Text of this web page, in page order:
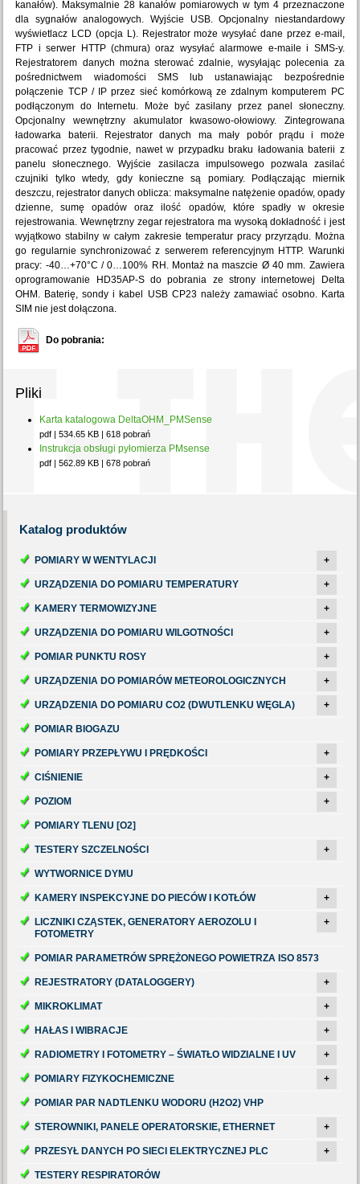
kanałów). Maksymalnie 28 kanałów pomiarowych w tym 4 przeznaczone
dla sygnałów analogowych. Wyjście USB. Opcjonalny niestandardowy
wyświetlacz LCD (opcja L). Rejestrator może wysyłać dane przez e-mail,
FTP i serwer HTTP (chmura) oraz wysyłać alarmowe e-maile i SMS-y.
Rejestratorem danych można sterować zdalnie, wysyłając polecenia za
pośrednictwem wiadomości SMS lub ustanawiając bezpośrednie
połączenie TCP / IP przez sieć komórkową ze zdalnym komputerem PC
podłączonym do Internetu. Może być zasilany przez panel słoneczny.
Opcjonalny wewnętrzny akumulator kwasowo-ołowiowy. Zintegrowana
ładowarka baterii. Rejestrator danych ma mały pobór prądu i może
pracować przez tygodnie, nawet w przypadku braku ładowania baterii z
panelu słonecznego. Wyjście zasilacza impulsowego pozwala zasilać
czujniki tylko wtedy, gdy konieczne są pomiary. Podłączając miernik
deszczu, rejestrator danych oblicza: maksymalne natężenie opadów, opady
dzienne, sumę opadów oraz ilość opadów, które spadły w okresie
rejestrowania. Wewnętrzny zegar rejestratora ma wysoką dokładność i jest
wyjątkowo stabilny w całym zakresie temperatur pracy przyrządu. Można
go regularnie synchronizować z serwerem referencyjnym HTTP. Warunki
pracy: -40…+70°C / 0…100% RH. Montaż na maszcie Ø 40 mm. Zawiera
oprogramowanie HD35AP-S do pobrania ze strony internetowej Delta
OHM. Baterię, sondy i kabel USB CP23 należy zamawiać osobno. Karta
SIM nie jest dołączona.
Do pobrania:
Pliki
Karta katalogowa DeltaOHM_PMSense
pdf | 534.65 KB | 618 pobrań
Instrukcja obsługi pyłomierza PMsense
pdf | 562.89 KB | 678 pobrań
Katalog produktów
POMIARY W WENTYLACJI +
URZĄDZENIA DO POMIARU TEMPERATURY +
KAMERY TERMOWIZYJNE +
URZĄDZENIA DO POMIARU WILGOTNOŚCI +
POMIAR PUNKTU ROSY +
URZĄDZENIA DO POMIARÓW METEOROLOGICZNYCH +
URZĄDZENIA DO POMIARU CO2 (DWUTLENKU WĘGLA) +
POMIAR BIOGAZU
POMIARY PRZEPŁYWU I PRĘDKOŚCI +
CIŚNIENIE +
POZIOM +
POMIARY TLENU [O2]
TESTERY SZCZELNOŚCI +
WYTWORNICE DYMU
KAMERY INSPEKCYJNE DO PIECÓW I KOTŁÓW +
LICZNIKI CZĄSTEK, GENERATORY AEROZOLU I
FOTOMETRY
+
POMIAR PARAMETRÓW SPRĘŻONEGO POWIETRZA ISO 8573
REJESTRATORY (DATALOGGERY) +
MIKROKLIMAT +
HAŁAS I WIBRACJE +
RADIOMETRY I FOTOMETRY – ŚWIATŁO WIDZIALNE I UV +
POMIARY FIZYKOCHEMICZNE +
POMIAR PAR NADTLENKU WODORU (H2O2) VHP
STEROWNIKI, PANELE OPERATORSKIE, ETHERNET +
PRZESYŁ DANYCH PO SIECI ELEKTRYCZNEJ PLC +
TESTERY RESPIRATORÓW